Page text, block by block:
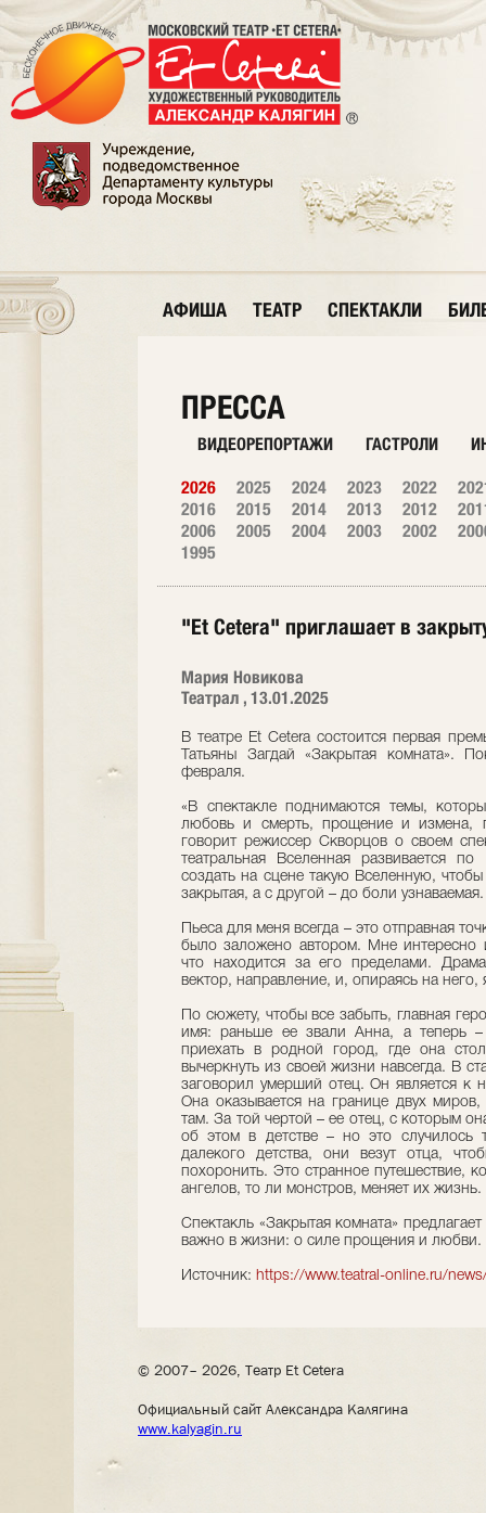
АФИША ТЕАТР СПЕКТАКЛИ
ПРЕССА
ВИДЕОРЕПОРТАЖИ ГАСТРОЛИ
2026 2025 2024 2023 2022
2016
2015 2014 2013 2012
2006
2005 2004 2003 2002
1995
"Et Cetera" приглашает в
Мария Новикова
Театрал , 13.01.2025
В театре Et Cetera состоится первая
Татьяны Загдай «Закрытая комната».
февраля.
«В спектакле поднимаются темы,
любовь и смерть, прощение и измена,
говорит режиссер Скворцов о своем
театральная Вселенная развивается
создать на сцене такую Вселенную,
закрытая, а с другой – до боли узнаваемая.
Пьеса для меня всегда – это отправная
было заложено автором. Мне интересно
что находится за его пределами.
вектор, направление, и, опираясь на него,
По сюжету, чтобы все забыть, главная
имя: раньше ее звали Анна, а теперь
приехать в родной город, где она
вычеркнуть из своей жизни навсегда. В
заговорил умерший отец. Он является к
Она оказывается на границе двух
там. За той чертой – ее отец, с которым
об этом в детстве – но это случилось
далекого детства, они везут отца,
похоронить. Это странное путешествие,
ангелов, то ли монстров, меняет их жизнь.
Спектакль «Закрытая комната»
важно в жизни: о силе прощения и любви.
Источник: https://www.teatral-online.ru/
© 2007– 2026, Театр Et Cetera
Официальный сайт Александра Калягина
www.kalyagin.ru